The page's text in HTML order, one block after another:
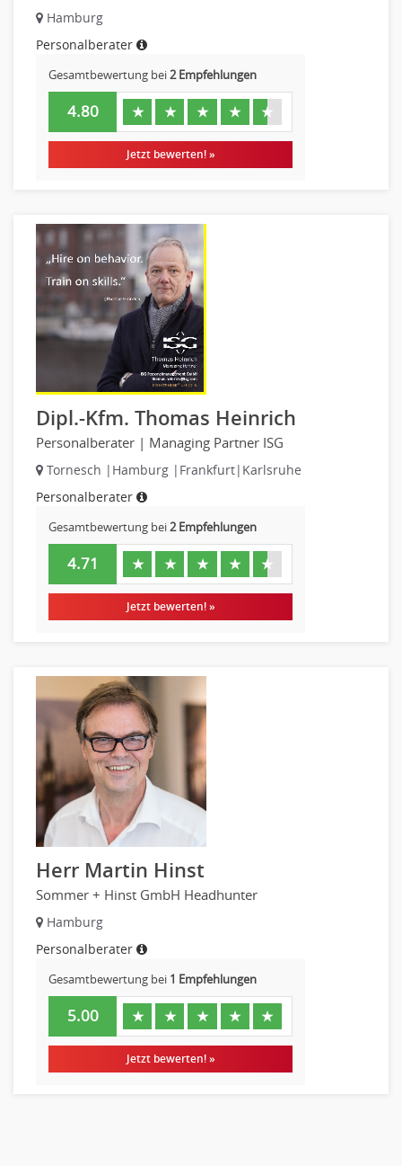
Hamburg
Personalberater
Gesamtbewertung bei2 Empfehlungen
4.80 ★ ★ ★ ★ ★
Jetzt bewerten! »
Dipl.-Kfm. Thomas Heinrich
Personalberater | Managing Partner ISG
Tornesch |Hamburg |Frankfurt|Karlsruhe
Personalberater
Gesamtbewertung bei2 Empfehlungen
4.71 ★ ★ ★ ★ ★
Jetzt bewerten! »
Herr Martin Hinst
Sommer + Hinst GmbH Headhunter
Hamburg
Personalberater
Gesamtbewertung bei 1 Empfehlungen
5.00 ★ ★ ★ ★ ★
Jetzt bewerten! »